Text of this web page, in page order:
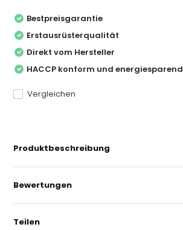
Bestpreisgarantie
Erstausrüsterqualität
Direkt vom Hersteller
HACCP konform und energiesparend
Vergleichen
Produktbeschreibung
Bewertungen
Teilen